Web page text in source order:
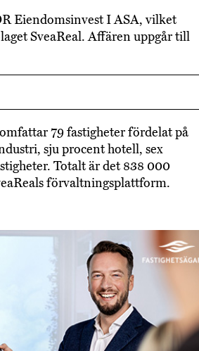
Eiendomsinvest I ASA, vilket
SveaReal. Affären uppgår till
79 fastigheter fördelat på
sju procent hotell, sex
Totalt är det 838 000
förvaltningsplattform.